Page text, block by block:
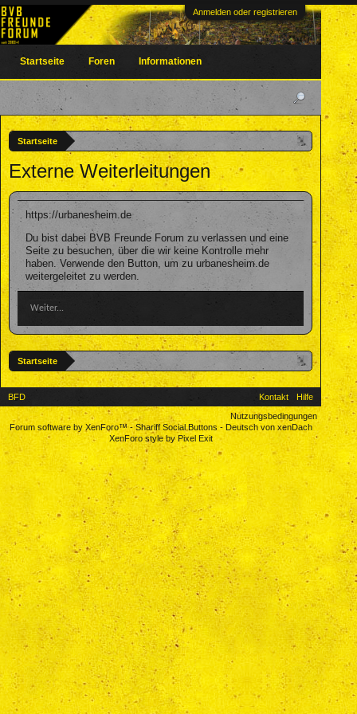
Anmelden oder registrieren
Startseite
Externe Weiterleitungen
https://urbanesheim.de
Du bist dabei BVB Freunde Forum zu verlassen und eine
Seite zu besuchen, über die wir keine Kontrolle mehr
haben. Verwende den Button, um zu urbanesheim.de
weitergeleitet zu werden.
Weiter...
Startseite
Startseite Foren Informationen
BFD Kontakt
Hilfe
Nutzungsbedingungen
Forum software by XenForo™-Shariff Social Buttons- Deutsch von xenDach
XenForo style by Pixel Exit